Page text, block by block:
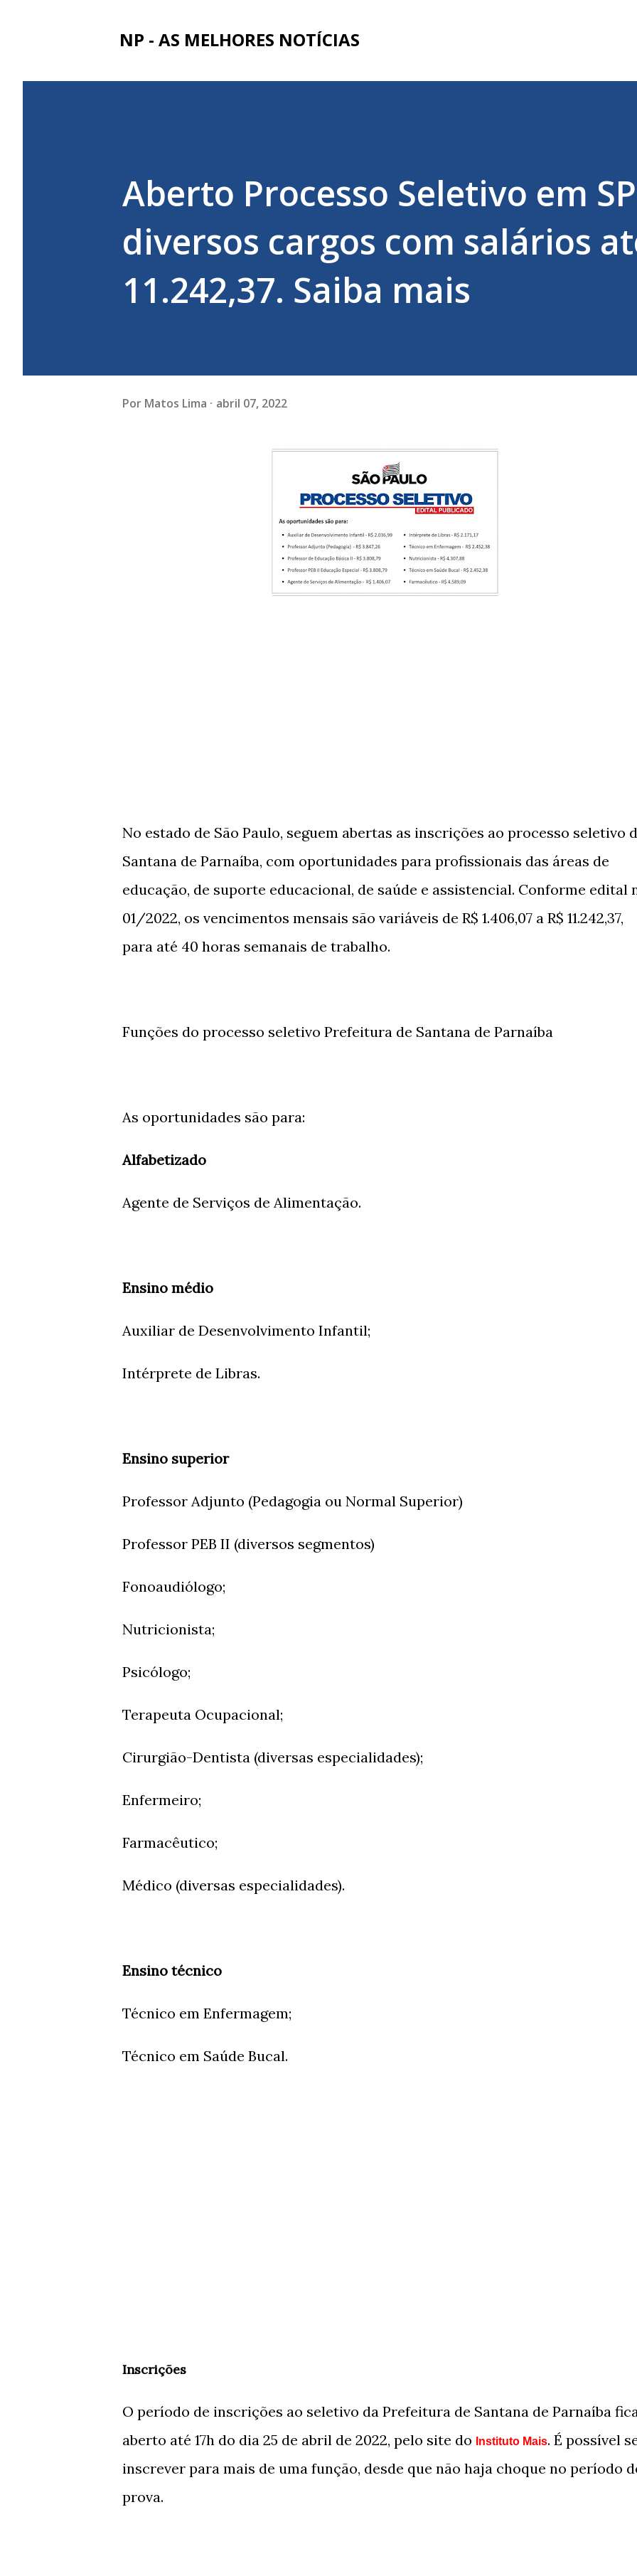
NP - AS MELHORES NOTÍCIAS
Aberto Processo Seletivo em
diversos cargos com salários
11.242,37. Saiba mais
Por Matos Lima abril 07, 2022
No estado de São Paulo, seguem abertas as inscrições ao processo seletivo
Santana de Parnaíba, com oportunidades para profissionais das áreas de
educação, de suporte educacional, de saúde e assistencial. Conforme edital
01/2022, os vencimentos mensais são variáveis de R$ 1.406,07 a R$ 11.242,37,
para até 40 horas semanais de trabalho.
Funções do processo seletivo Prefeitura de Santana de Parnaíba
As oportunidades são para:
Alfabetizado
Agente de Serviços de Alimentação.
Ensino médio
Auxiliar de Desenvolvimento Infantil;
Intérprete de Libras.
Ensino superior
Professor Adjunto (Pedagogia ou Normal Superior)
Professor PEB II (diversos segmentos)
Fonoaudiólogo;
Nutricionista;
Psicólogo;
Terapeuta Ocupacional;
Cirurgião-Dentista (diversas especialidades);
Enfermeiro;
Farmacêutico;
Médico (diversas especialidades).
Ensino técnico
Técnico em Enfermagem;
Técnico em Saúde Bucal.
Inscrições
O período de inscrições ao seletivo da Prefeitura de Santana de Parnaíba
aberto até 17h do dia 25 de abril de 2022, pelo site do
Instituto Mais. É possível
inscrever para mais de uma função, desde que não haja choque no período
prova.